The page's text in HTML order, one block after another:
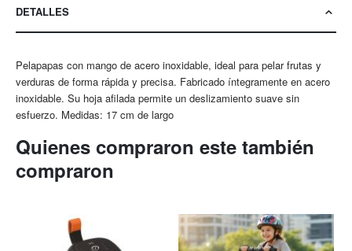
DETALLES
Pelapapas con mango de acero inoxidable, ideal para pelar frutas y
verduras de forma rápida y precisa. Fabricado íntegramente en acero
inoxidable. Su hoja afilada permite un deslizamiento suave sin
esfuerzo. Medidas: 17 cm de largo
Quienes compraron este también
compraron